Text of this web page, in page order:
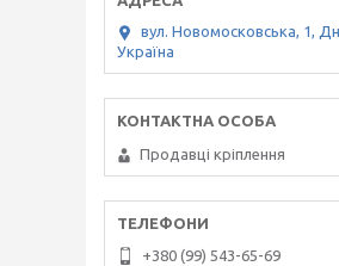
вул. Новомосковська, 1,
Україна
Продавці кріплення
+380 (99) 543-65-69